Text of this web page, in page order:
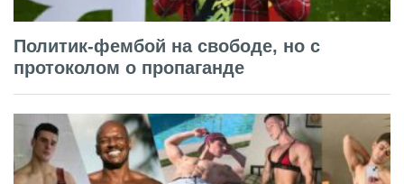
Политик-фембой на свободе, но с
протоколом о пропаганде